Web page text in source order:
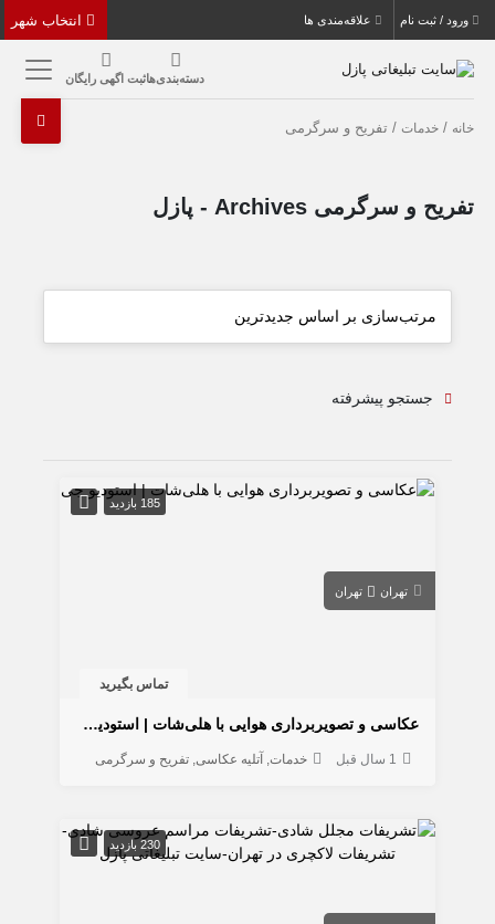
ورود / ثبت نام علاقه‌مندی ها
دسته‌بندی‌هاثبت اگهی رایگان
خانه /خدمات / تفریح و سرگرمی
تفریح و سرگرمی Archives - پازل
جستجو پیشرفته
185 بازدید
تهران تهران
تماس بگیرید
عکاسی و تصویربرداری هوایی با هلی‌شات | استودیو جی
1 سال قبل خدمات آتلیه عکاسی تفریح و سرگرمی
230 بازدید